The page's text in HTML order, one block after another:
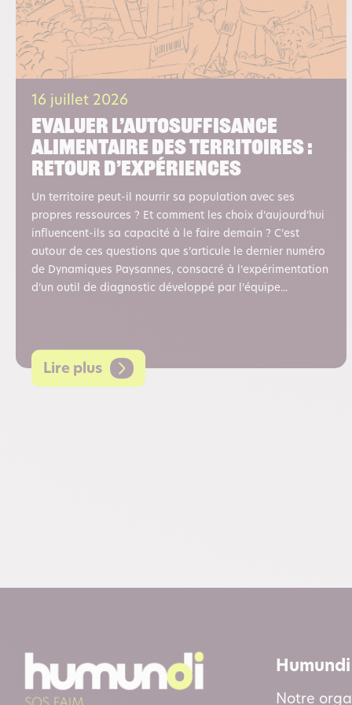
16 juillet 2026
Evaluer l’autosuffisance
alimentaire des territoires :
retour d’expériences
Un territoire peut-il nourrir sa population avec ses
propres ressources ? Et comment les choix d’aujourd’hui
influencent-ils sa capacité à le faire demain ? C’est
autour de ces questions que s’articule le dernier numéro
de Dynamiques Paysannes, consacré à l’expérimentation
d’un outil de diagnostic développé par l’équipe...
Lire plus
Humundi
Notre